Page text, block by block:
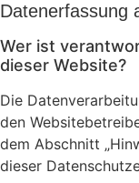
Datenerfassung
Wer ist
dieser Website?
Die
den
dem Abschnitt
dieser